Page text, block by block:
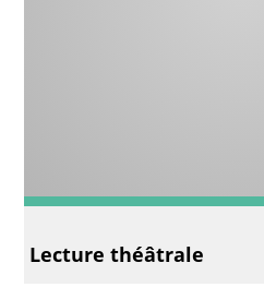
Lecture théâtrale